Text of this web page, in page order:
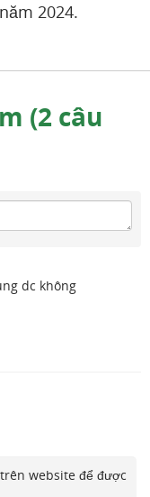
2024.
(2 câu
dc không
website để được